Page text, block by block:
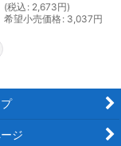
(税込 : 2,673円)
希望小売価格: 3,037円
ジ